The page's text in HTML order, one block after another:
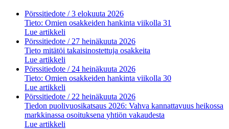
Pörssitiedote / 3 elokuuta 2026
Tieto: Omien osakkeiden hankinta viikolla 31
Lue artikkeli
Pörssitiedote / 27 heinäkuuta 2026
Tieto mitätöi takaisinostettuja osakkeita
Lue artikkeli
Pörssitiedote / 24 heinäkuuta 2026
Tieto: Omien osakkeiden hankinta viikolla 30
Lue artikkeli
Pörssitiedote / 22 heinäkuuta 2026
Tiedon puolivuosikatsaus 2026: Vahva kannattavuus heikossa
markkinassa osoituksena yhtiön vakaudesta
Lue artikkeli